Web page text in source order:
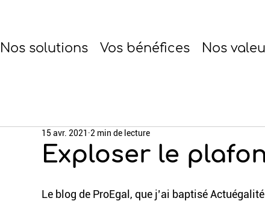
Nos solutions Vos bénéfices Nos
Exploser le
15 avr. 2021 2 min de lecture
Le blog de ProEgal, que j’ai baptisé